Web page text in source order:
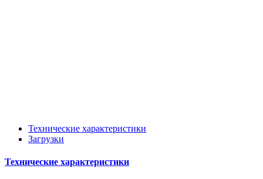
Технические характеристики
Загрузки
Технические характеристики